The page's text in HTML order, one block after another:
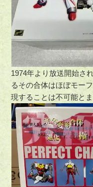
1974年より放送開始さ
るその合体はほぼモー
現することは不可能と